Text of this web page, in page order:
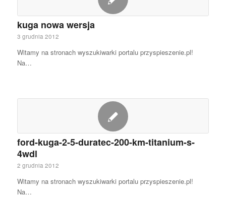
kuga nowa wersja
3 grudnia 2012
Witamy na stronach wyszukiwarki portalu przyspieszenie.pl!
Na…
ford-kuga-2-5-duratec-200-km-titanium-s-
4wdl
2 grudnia 2012
Witamy na stronach wyszukiwarki portalu przyspieszenie.pl!
Na…